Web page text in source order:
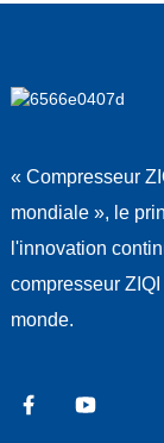
« Compresseur
mondiale », le
l'innovation
compresseur
monde.